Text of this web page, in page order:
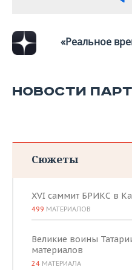
«Реальное
НОВОСТИ
Сюжеты
XVI саммит БРИКС в
499 МАТЕРИАЛОВ
Великие воины
материалов
24 МАТЕРИАЛА